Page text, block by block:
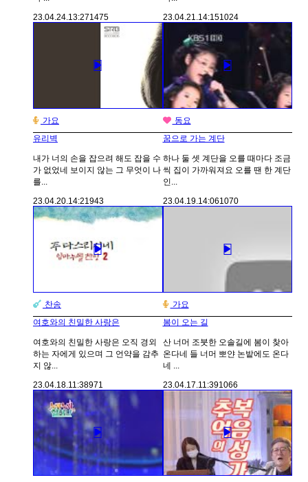
23.04.24.13:271475
23.04.21.14:151024
가요
유리벽
내가 너의 손을 잡으려 해도 잡을 수
가 없었네 보이지 않는 그 무엇이 나
를...
23.04.20.14:21943
동요
꿈으로 가는 계단
하나 둘 셋 계단을 오를 때마다 조금
씩 집이 가까워져요 오를 땐 한 계단
인...
23.04.19.14:061070
찬송
여호와의 친밀한 사랑은
여호와의 친밀한 사랑은 오직 경외
하는 자에게 있으며 그 언약을 감추
지 않...
23.04.18. 11:38971
가요
봄이 오는 길
산 너머 조붓한 오솔길에 봄이 찾아
온다네 들 너머 뽀얀 논밭에도 온다
네 ...
23.04.17. 11:391066